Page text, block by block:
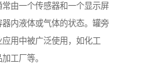
由一个传感器和一个显示屏
内液体或气体的状态。罐旁
用中被广泛使用，如化工
工厂等。